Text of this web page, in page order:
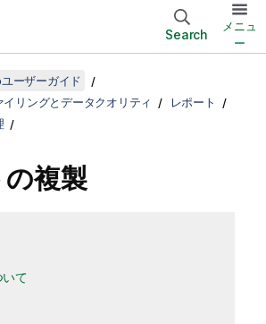
Search
メニュ
ー
ーザーガイド
リングとデータクオリティ
レポート
複製
いて